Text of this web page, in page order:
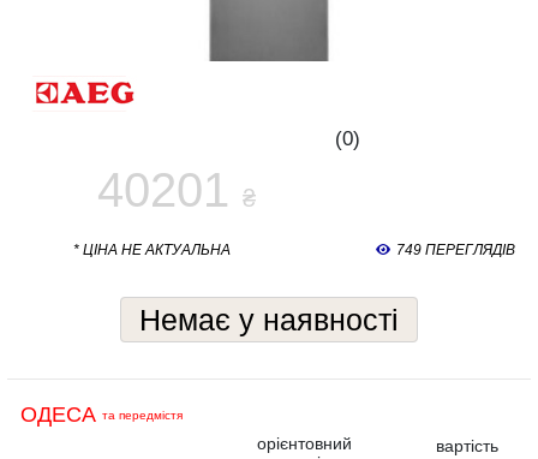
(0)
40201 ₴
* ЦІНА НЕ АКТУАЛЬНА 749 ПЕРЕГЛЯДІВ
Немає у наявності
ОДЕСА та передмістя
орієнтовний
вартість